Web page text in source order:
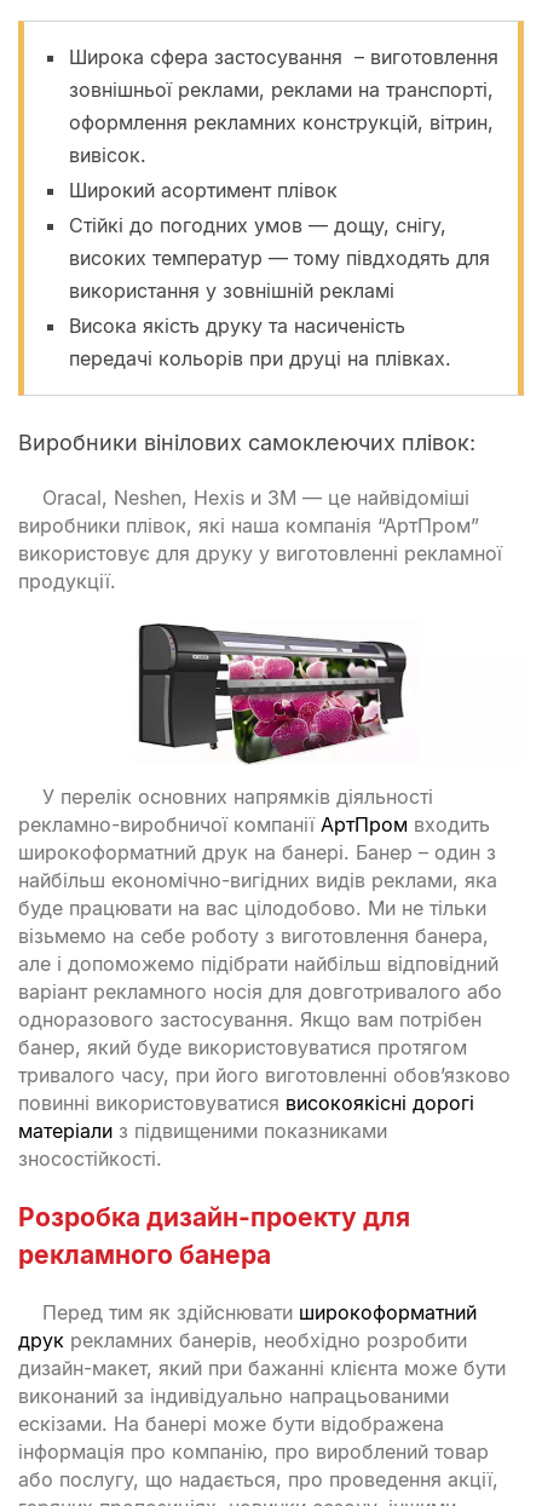
Широка сфера застосування – виготовлення
зовнішньої реклами, реклами на транспорті,
оформлення рекламних конструкцій, вітрин,
вивісок.
Широкий асортимент плівок
Стійкі до погодних умов — дощу, снігу,
високих температур — тому півдходять для
використання у зовнішній рекламі
Висока якість друку та насиченість
передачі кольорів при друці на плівках.
Виробники вінілових самоклеючих плівок:
Oracal, Neshen, Hexis и 3М — це найвідоміші
виробники плівок, які наша компанія “АртПром”
використовує для друку у виготовленні рекламної
продукції.
У перелік основних напрямків діяльності
рекламно-виробничої компанії АртПром входить
широкоформатний друк на банері. Банер – один з
найбільш економічно-вигідних видів реклами, яка
буде працювати на вас цілодобово. Ми не тільки
візьмемо на себе роботу з виготовлення банера,
але і допоможемо підібрати найбільш відповідний
варіант рекламного носія для довготривалого або
одноразового застосування. Якщо вам потрібен
банер, який буде використовуватися протягом
тривалого часу, при його виготовленні обов’язково
повинні використовуватися високоякісні дорогі
матеріали з підвищеними показниками
зносостійкості.
Розробка дизайн-проекту для
рекламного банера
Перед тим як здійснювати широкоформатний
друк рекламних банерів, необхідно розробити
дизайн-макет, який при бажанні клієнта може бути
виконаний за індивідуально напрацьованими
ескізами. На банері може бути відображена
інформація про компанію, про вироблений товар
або послугу, що надається, про проведення акції,